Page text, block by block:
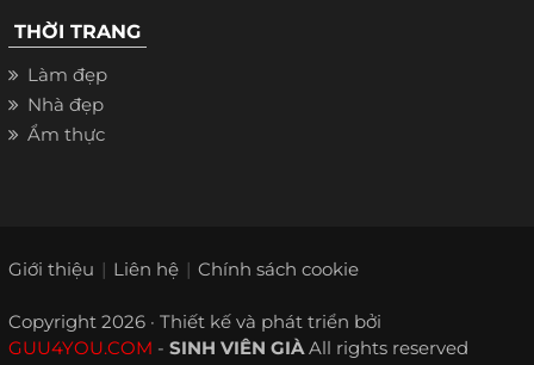
THỜI TRANG
Làm đẹp
Nhà đẹp
Ẩm thực
Giới thiệu Liên hệ Chính sách cookie
Copyright 2026 · Thiết kế và phát triển bởi
GUU4YOU.COM - SINH VIÊN GIÀ All rights reserved